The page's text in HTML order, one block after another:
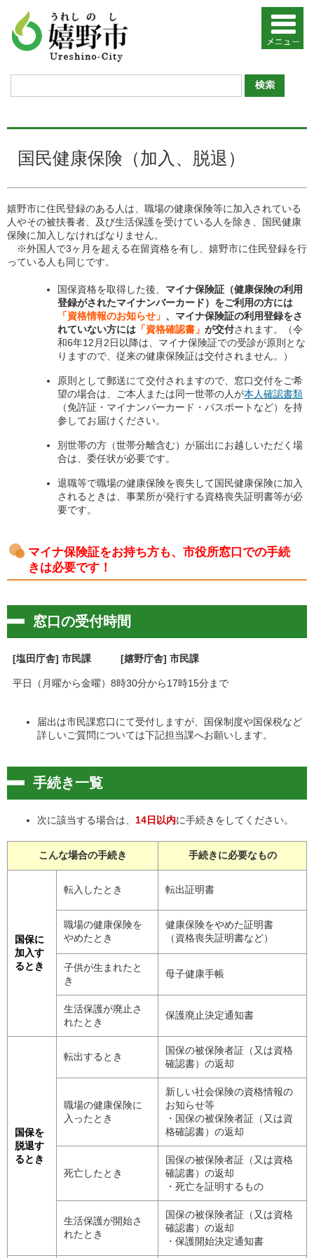
国民健康保険（加入、脱退）
嬉野市に住民登録のある人は、職場の健康保険等に加入されている
人やその被扶養者、及び生活保護を受けている人を除き、国民健康
保険に加入しなければなりません。
※外国人で3ヶ月を超える在留資格を有し、嬉野市に住民登録を行
っている人も同じです。
国保資格を取得した後、 マイナ保険証（健康保険の利用
登録がされたマイナンバーカード）をご利用の方には
「資格情報のお知らせ」 、マイナ保険証の利用登録をさ
れていない方には「資格確認書」 が交付されます。（令
和6年12月2日以降は、マイナ保険証での受診が原則とな
りますので、従来の健康保険証は交付されません。）
原則として郵送にて交付されますので、窓口交付をご希
望の場合は、ご本人または同一世帯の人が本人確認書類
（免許証・マイナンバーカード・パスポートなど）を持
参してお届けください。
別世帯の方（世帯分離含む）が届出にお越しいただく場
合は、委任状が必要です。
退職等で職場の健康保険を喪失して国民健康保険に加入
されるときは、事業所が発行する資格喪失証明書等が必
要です。
マイナ保険証をお持ち方も、市役所窓口での手続
きは必要です！
窓口の受付時間
[塩田庁舎] 市民課 [嬉野庁舎] 市民課
平日（月曜から金曜）8時30分から17時15分まで
届出は市民課窓口にて受付しますが、国保制度や国保税など
詳しいご質問については下記担当課へお願いします。
手続き一覧
次に該当する場合は、 14日以内に手続きをしてください。
こんな場合の手続き 手続きに必要なもの
国保に
加入す
るとき
転入したとき 転出証明書
職場の健康保険を
やめたとき
健康保険をやめた証明書
（資格喪失証明書など）
子供が生まれたと
き
母子健康手帳
生活保護が廃止さ
れたとき
保護廃止決定通知書
国保を
脱退す
るとき
転出するとき
国保の被保険者証（又は資格
確認書）の返却
職場の健康保険に
入ったとき
新しい社会保険の資格情報の
お知らせ等
・国保の被保険者証（又は資
格確認書）の返却
死亡したとき
国保の被保険者証（又は資格
確認書）の返却
・死亡を証明するもの
生活保護が開始さ
れたとき
国保の被保険者証（又は資格
確認書）の返却
・保護開始決定通知書